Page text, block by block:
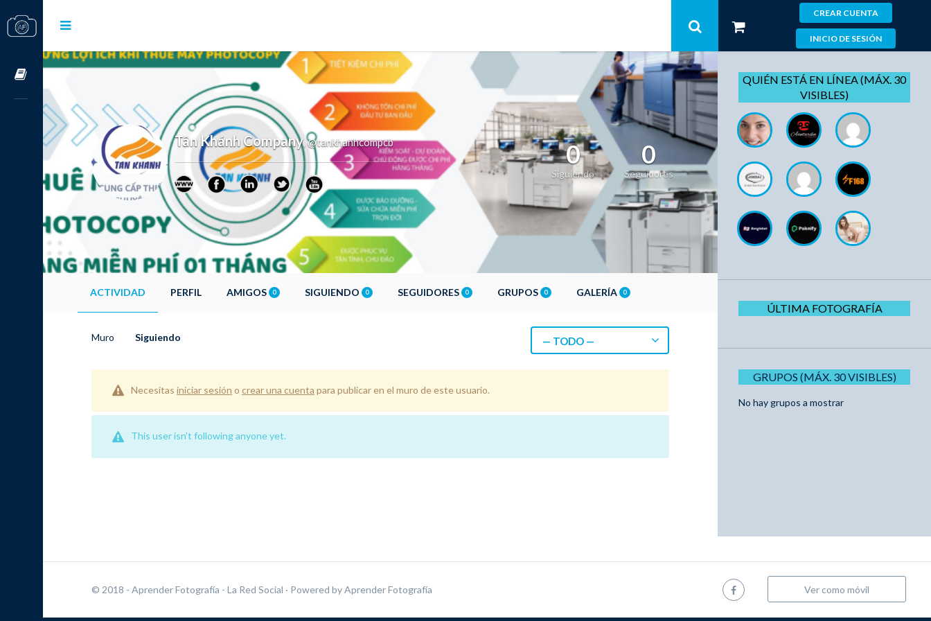
CREAR CUENTA
INICIO DE SESIÓN
Tân Khánh Company @tankhanhcompcb 0
Siguiendo
0
Seguidores
ACTIVIDAD PERFIL AMIGOS 0 SIGUIENDO 0 SEGUIDORES 0 GRUPOS 0 GALERÍA 0
Muro Siguiendo — TODO —
Necesitas iniciar sesión o crear una cuenta para publicar en el muro de este usuario.
This user isn't following anyone yet.
QUIÉN ESTÁ EN LÍNEA (MÁX. 30
VISIBLES)
ÚLTIMA FOTOGRAFÍA
GRUPOS (MÁX. 30 VISIBLES)
No hay grupos a mostrar
© 2018 - Aprender Fotografía - La Red Social · Powered byAprender Fotografía